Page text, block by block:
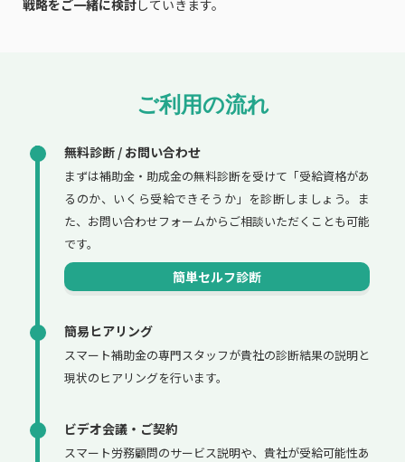
戦略をご一緒に検討していきます。
ご利用の流れ
無料診断 / お問い合わせ
まずは補助金・助成金の無料診断を受けて「受給資格があ
るのか、いくら受給できそうか」を診断しましょう。ま
た、お問い合わせフォームからご相談いただくことも可能
です。
簡単セルフ診断
簡易ヒアリング
スマート補助金の専門スタッフが貴社の診断結果の説明と
現状のヒアリングを行います。
ビデオ会議・ご契約
スマート労務顧問のサービス説明や、貴社が受給可能性あ